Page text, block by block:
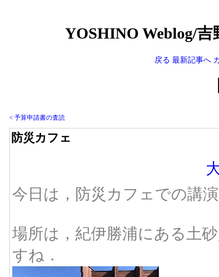
YOSHINO Weblog/
戻る 最新記事へ
< 予算申請書の査読
防災カフェ
今日は，防災カフェでの講
場所は，紀伊勝浦にある土
すね．